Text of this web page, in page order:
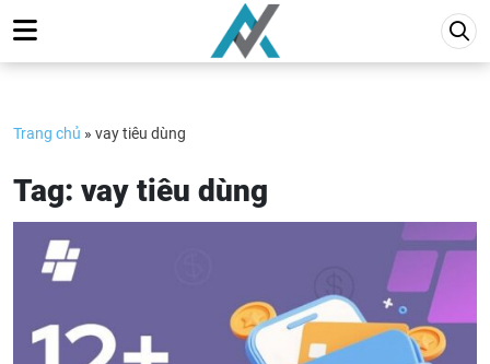
to
content
Trang chủ » vay tiêu dùng
Tag: vay tiêu dùng